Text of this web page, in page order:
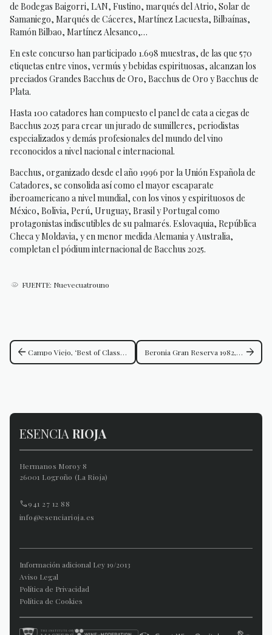
de Bodegas Baigorri, LAN, Fustino, marqués del Atrio, Solar de
Samaniego, Marqués de Cáceres, Martínez Lacuesta, Bilbaínas,
Ramón Bilbao, Martínez Alesanco,…
En este concurso han participado 1.698 muestras, de las que 570
etiquetas entre vinos, vermús y bebidas espirituosas, alcanzan los
preciados Grandes Bacchus de Oro, Bacchus de Oro y Bacchus de
Plata.
Hasta 100 catadores han compuesto el panel de cata a ciegas de
Bacchus 2025 para crear un jurado de sumilleres, periodistas
especializados y demás profesionales del mundo del vino
reconocidos a nivel nacional e internacional.
Bacchus, organizado desde el año 1996 por la Unión Española de
Catadores, se consolida así como el mayor escaparate
iberoamericano a nivel mundial, con los vinos y espirituosos de
México, Bolivia, Perú, Uruguay, Brasil y Portugal como
protagonistas indiscutibles de su palmarés. Eslovaquia, República
Checa y Moldavia, y en menor medida Alemania y Australia,
completan el pódium internacional de Bacchus 2025.
FUENTE: Nuevecuatrouno
arrow_back Campo Viejo, ‘Best of Class’ en Los Angeles International Wine Competition Beronia Gran Reserva 1982, elegido mejor vino tinto en el Concurso Internacional Bacchus 2025 arrow_forward
ESENCIA RIOJA
Hermanos Moroy 8
26001 Logroño (La Rioja)
941 27 12 88
info@esenciarioja.es
Información adicional Ley 19/2013
Aviso Legal
Política de Privacidad
Política de Cookies